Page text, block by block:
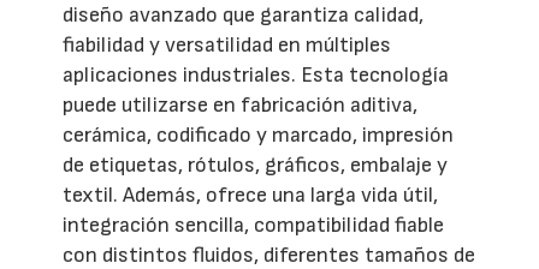
diseño avanzado que garantiza calidad,
fiabilidad y versatilidad en múltiples
aplicaciones industriales. Esta tecnología
puede utilizarse en fabricación aditiva,
cerámica, codificado y marcado, impresión
de etiquetas, rótulos, gráficos, embalaje y
textil. Además, ofrece una larga vida útil,
integración sencilla, compatibilidad fiable
con distintos fluidos, diferentes tamaños de